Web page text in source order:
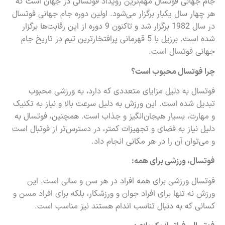
هر چهار سال یکبار برگزار می‌شود. اولین دوره جام جهانی فوتسال
در سال 1982 برگزار شد و تاکنون 9 دوره از این رقابت‌ها برگزار
شده است. برزیل با 5 قهرمانی پرافتخارترین تیم در تاریخ جام
جهانی فوتسال است.
چرا فوتسال محبوب است؟
فوتسال به دلیل مزایای متعددی که دارد، به ورزشی محبوب
تبدیل شده است. این ورزش به دلیل سرعت بالا و نیاز به تکنیک
و مهارت، بسیار هیجان‌انگیز و جذاب است. همچنین، فوتسال به
دلیل نیاز به فضای و تجهیزات کمتر، در دسترس‌تر از فوتبال است
و می‌توان آن را در هر مکانی انجام داد.
فوتسال، ورزشی برای همه:
فوتسال ورزشی برای همه افراد در هر سن و سالی است. این
ورزش نه تنها برای افراد جوان و ورزشکار، بلکه برای افراد مسن و
کسانی که به دنبال تناسب اندام هستند نیز مناسب است.